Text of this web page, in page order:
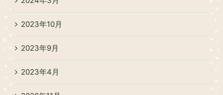
2023年10月
2023年9月
2023年4月